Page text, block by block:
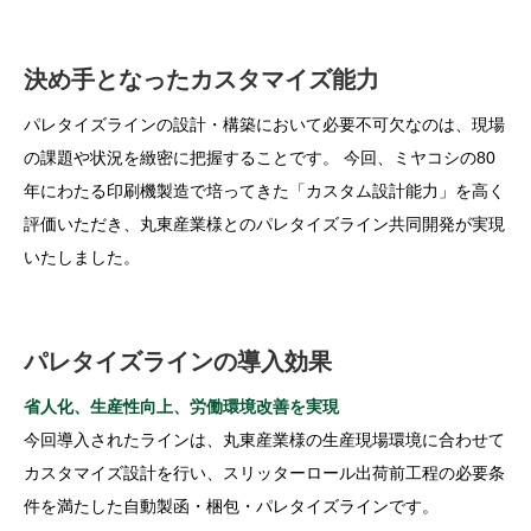
決め手となったカスタマイズ能力
パレタイズラインの設計・構築において必要不可欠なのは、現場
の課題や状況を緻密に把握することです。 今回、ミヤコシの80
年にわたる印刷機製造で培ってきた「カスタム設計能力」を高く
評価いただき、丸東産業様とのパレタイズライン共同開発が実現
いたしました。
パレタイズラインの導入効果
省人化、生産性向上、労働環境改善を実現
今回導入されたラインは、丸東産業様の生産現場環境に合わせて
カスタマイズ設計を行い、スリッターロール出荷前工程の必要条
件を満たした自動製函・梱包・パレタイズラインです。